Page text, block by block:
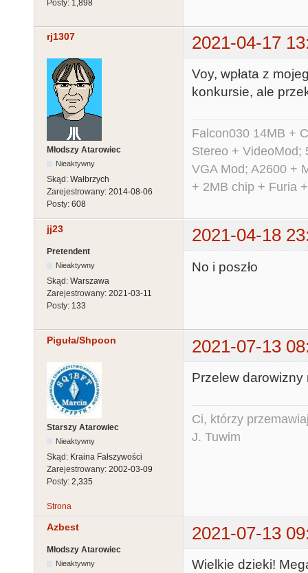
Posty: 1,898
rj1307 2021-04-17
Młodszy Atarowiec
Nieaktywny
Skąd: Wałbrzych
Zarejestrowany: 2014-08-06
Posty: 608
Voy, wpłata z
konkursie, ale
Falcon030 14MB +
Stereo + VideoMod;
VGA Mod; A2600 +
+ 2MB chip + Furia
jj23 2021-04-18
Pretendent
Nieaktywny
Skąd: Warszawa
Zarejestrowany: 2021-03-11
Posty: 133
No i poszło
Piguła/Shpoon 2021-07-13
Starszy Atarowiec
Nieaktywny
Skąd: Kraina Fałszywości
Zarejestrowany: 2002-03-09
Posty: 2,335
Przelew
Ci, którzy
J. Tuwim
Strona
Azbest 2021-07-13
Młodszy Atarowiec
Nieaktywny
Wielkie dzieki!